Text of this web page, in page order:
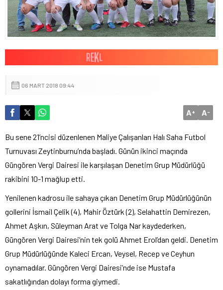
06 MART 2018 09:44
A+ A-
Bu sene 21’ncisi düzenlenen Maliye Çalışanları Halı Saha Futbol
Turnuvası Zeytinburnu’nda başladı. Günün ikinci maçında
Güngören Vergi Dairesi ile karşılaşan Denetim Grup Müdürlüğü
rakibini 10-1 mağlup etti.
Yenilenen kadrosu ile sahaya çıkan Denetim Grup Müdürlüğünün
gollerini İsmail Çelik (4), Mahir Öztürk (2), Selahattin Demirezen,
Ahmet Aşkın, Süleyman Arat ve Tolga Nar kaydederken,
Güngören Vergi Dairesi’nin tek golü Ahmet Erol’dan geldi. Denetim
Grup Müdürlüğünde Kaleci Ercan, Veysel, Recep ve Ceyhun
oynamadılar. Güngören Vergi Dairesi’nde ise Mustafa
sakatlığından dolayı forma giymedi.